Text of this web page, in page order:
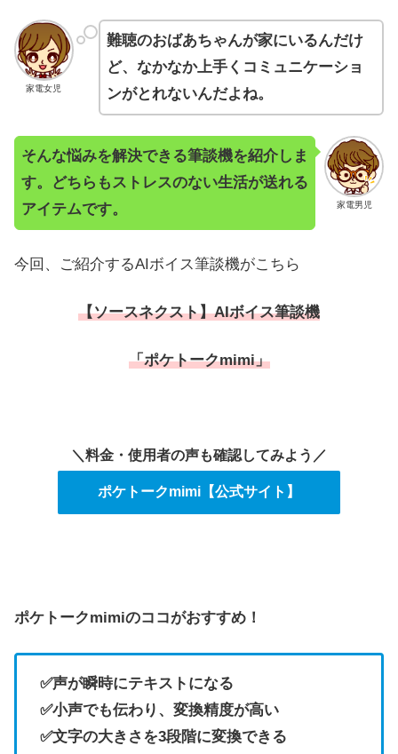
家電女児
難聴のおばあちゃんが家にいるんだけ
ど、なかなか上手くコミュニケーショ
ンがとれないんだよね。
家電男児
そんな悩みを解決できる筆談機を紹介しま
す。どちらもストレスのない生活が送れる
アイテムです。
今回、ご紹介するAIボイス筆談機がこちら
【ソースネクスト】AIボイス筆談機
「ポケトークmimi」
＼料金・使用者の声も確認してみよう／
ポケトークmimi【公式サイト】
ポケトークmimiのココがおすすめ！
✅声が瞬時にテキストになる
✅小声でも伝わり、変換精度が高い
✅文字の大きさを3段階に変換できる